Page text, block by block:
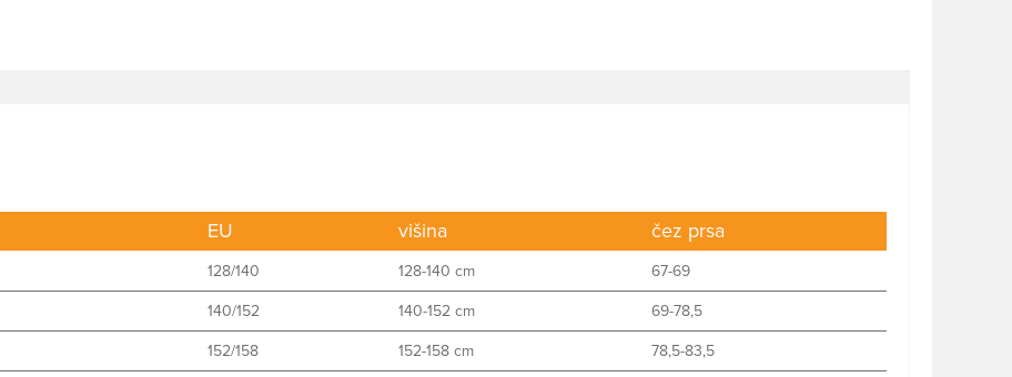
EU višina čez prsa
128/140 128-140 cm 67-69
140/152 140-152 cm 69-78,5
152/158 152-158 cm 78,5-83,5